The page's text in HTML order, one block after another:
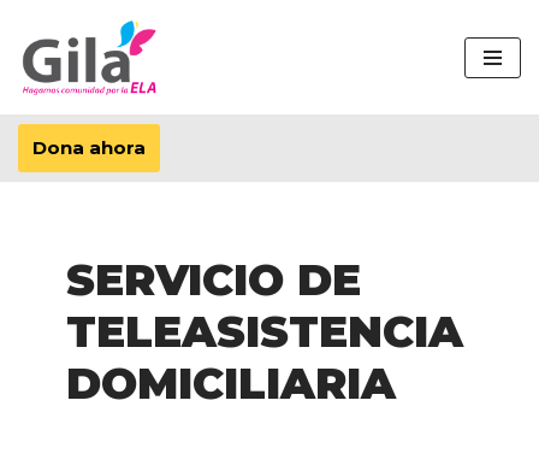
Saltar
al
contenido
Dona ahora
SERVICIO DE
TELEASISTENCIA
DOMICILIARIA